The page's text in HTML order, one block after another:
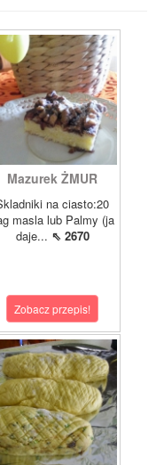
Mazurek ŻMUR
na ciasto:20
masla lub Palmy (ja
daje... ⇖ 2670
Zobacz przepis!